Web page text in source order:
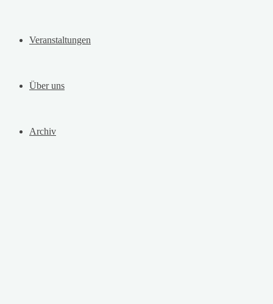
Veranstaltungen
Über uns
Archiv